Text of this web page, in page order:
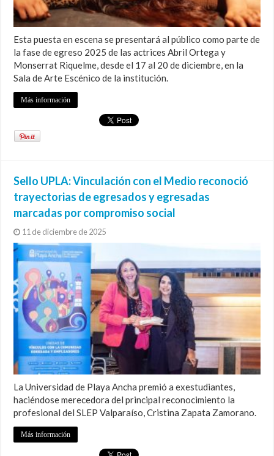
Esta puesta en escena se presentará al público como parte de
la fase de egreso 2025 de las actrices Abril Ortega y
Monserrat Riquelme, desde el 17 al 20 de diciembre, en la
Sala de Arte Escénico de la institución.
Más información
Sello UPLA: Vinculación con el Medio reconoció
trayectorias de egresados y egresadas
marcadas por compromiso social
11 de diciembre de 2025
La Universidad de Playa Ancha premió a exestudiantes,
haciéndose merecedora del principal reconocimiento la
profesional del SLEP Valparaíso, Cristina Zapata Zamorano.
Más información